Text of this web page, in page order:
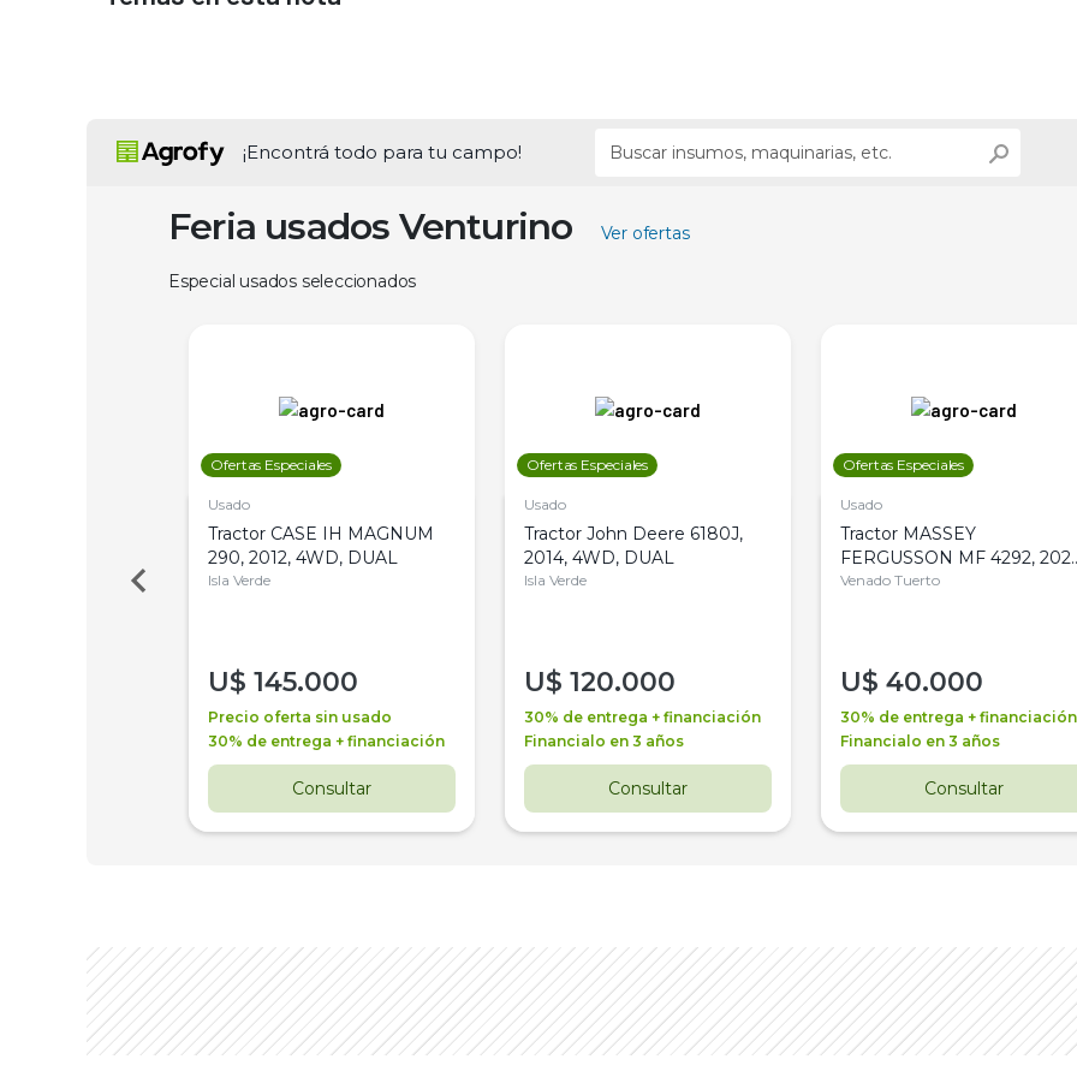
¡Encontrá todo para tu campo!
Feria usados Venturino Ver ofertas
Especial usados seleccionados
Ofertas Especiales
Usado
Tractor CASE IH MAGNUM
290, 2012, 4WD, DUAL
Isla Verde
U$ 145.000
Precio oferta sin usado
30% de entrega + financiación
Consultar
Ofertas Especiales
Usado
Tractor John Deere 6180J,
2014, 4WD, DUAL
Isla Verde
U$ 120.000
30% de entrega + financiación
Financialo en 3 años
Consultar
Ofertas Especiales
Usado
Tractor MASSEY
FERGUSSON MF 4292,
4WD, PATON
Venado Tuerto
U$ 40.000
30% de entrega + financiación
Financialo en 3 años
Consultar